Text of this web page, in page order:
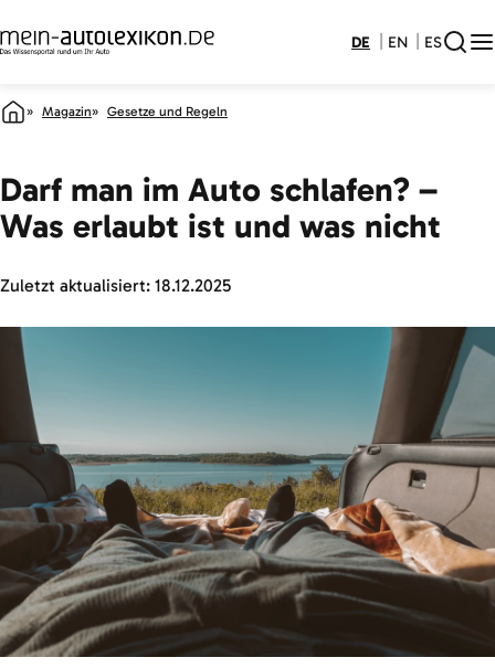
DE EN ES
Magazin Gesetze und Regeln
Darf man im Auto schlafen? –
Was erlaubt ist und was nicht
Zuletzt aktualisiert: 18.12.2025